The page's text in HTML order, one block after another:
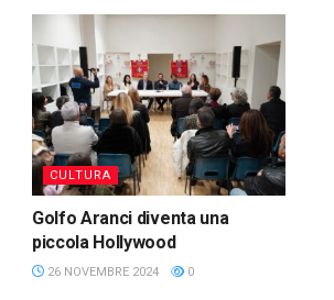
CULTURA
Golfo Aranci diventa una
piccola Hollywood
26 NOVEMBRE 2024 0